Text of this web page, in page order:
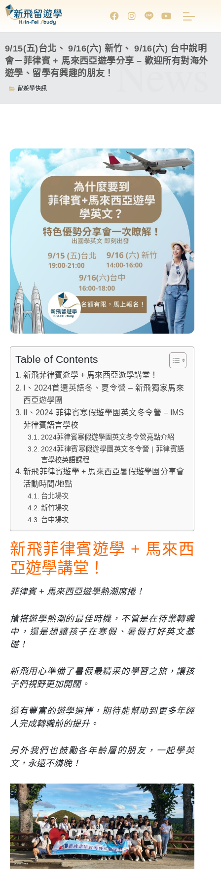
9/15(五)台北、 9/16(六) 新竹、 9/16(六) 台中說明
會－菲律賓 + 馬來西亞遊學分享 – 歡迎所有對海外
遊學、留學有興趣的朋友！
留遊學快訊 News
Table of Contents
新飛菲律賓遊學 + 馬來西亞遊學講堂！
I、2024首選英語冬、夏令營 – 新飛獨家馬來
西亞遊學團
II、2024 菲律賓寒假遊學團英文冬令營 – IMS
菲律賓語言學校
2024菲律賓寒假遊學團英文冬令營亮點介紹
2024菲律賓寒假遊學團英文冬令營 | 菲律賓語
言學校英語課程
新飛菲律賓遊學 + 馬來西亞暑假遊學團分享會
活動時間/地點
台北場次
新竹場次
台中場次
新飛菲律賓遊學 + 馬來西
亞遊學講堂！
菲律賓 + 馬來西亞遊學熱潮席捲！
搶搭遊學熱潮的最佳時機，不管是在待業轉職
中，還是想讓孩子在寒假、暑假打好英文基
礎！
新飛用心準備了暑假最精采的學習之旅，讓孩
子們視野更加開闊。
還有豐富的遊學選擇，期待能幫助到更多年經
人完成轉職前的提升。
另外我們也鼓勵各年齡層的朋友，一起學英
文，永遠不嫌晚！